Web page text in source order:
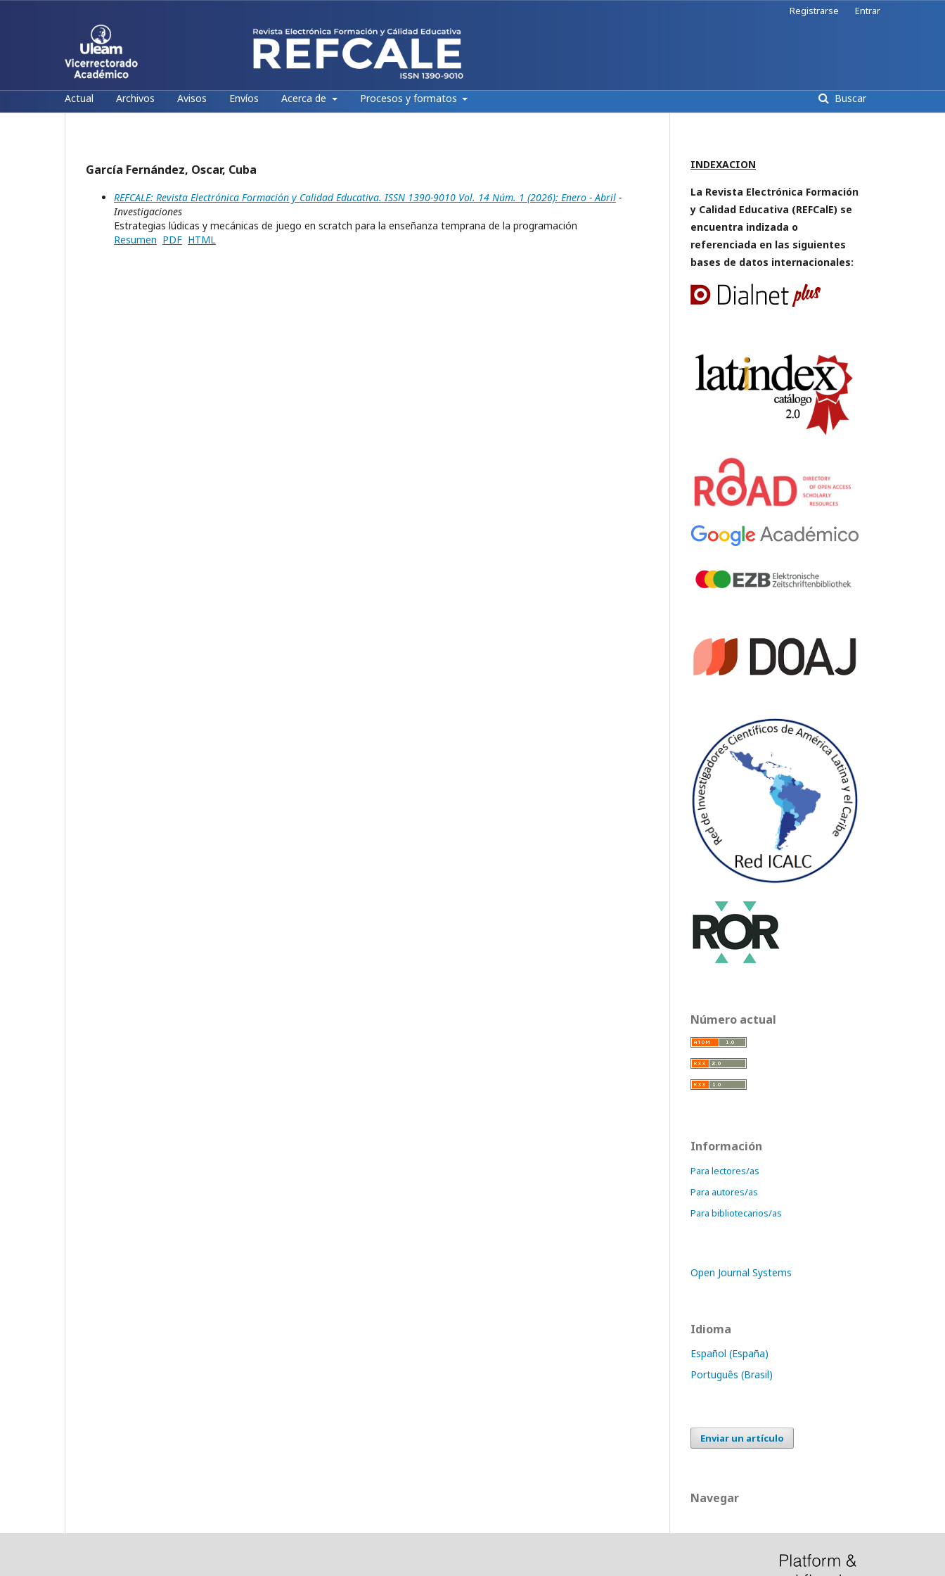
Actual Archivos Avisos Envíos Acerca de Procesos y formatos Buscar
Registrarse Entrar
García Fernández, Oscar, Cuba
REFCALE: Revista Electrónica Formación y Calidad Educativa. ISSN 1390-9010 Vol. 14 Núm. 1 (2026): Enero - Abril -
Investigaciones
Estrategias lúdicas y mecánicas de juego en scratch para la enseñanza temprana de la programación
Resumen PDF HTML
INDEXACION
La Revista Electrónica Formación
y Calidad Educativa (REFCalE) se
encuentra indizada o
referenciada en las siguientes
bases de datos internacionales:
Número actual
Información
Para lectores/as
Para autores/as
Para bibliotecarios/as
Open Journal Systems
Idioma
Español (España)
Português (Brasil)
Enviar un artículo
Navegar